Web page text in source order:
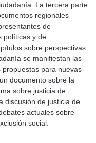
La tercera parte
regionales
de
políticas y de
sobre perspectivas
se manifiestan las
para nuevas
documento sobre la
sobre justicia de
discusión de justicia de
actuales sobre
social.